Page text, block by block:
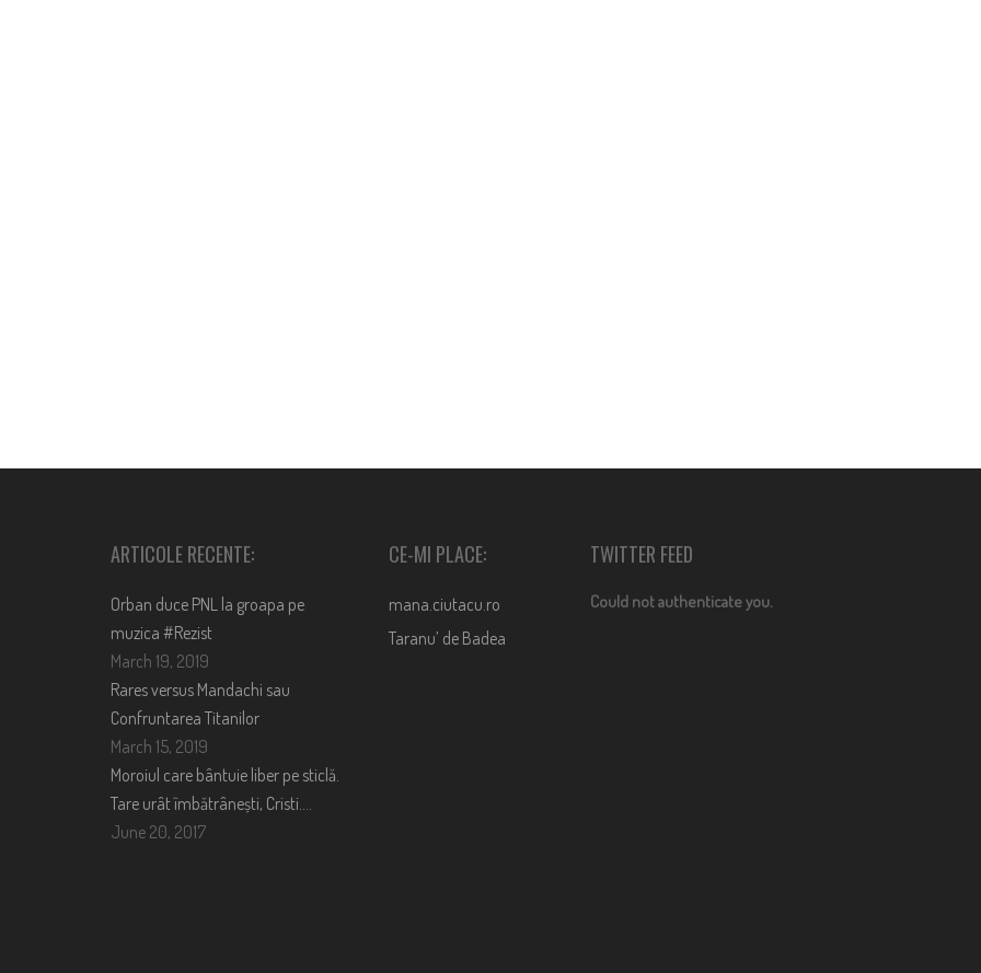
ARTICOLE RECENTE:
Orban duce PNL la groapa pe
muzica #Rezist
March 19, 2019
Rares versus Mandachi sau
Confruntarea Titanilor
March 15, 2019
Moroiul care bântuie liber pe sticlă.
Tare urât îmbătrânești, Cristi….
June 20, 2017
CE-MI PLACE:
mana.ciutacu.ro
Taranu’ de Badea
TWITTER FEED
Could not authenticate you.